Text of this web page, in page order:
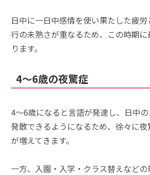
日中に一日中感情を使い果たした疲
行の未熟さが重なるため、この時期
ります。
4〜6歳の夜驚症
4〜6歳になると言語が発達し、日中
発散できるようになるため、徐々に
が増えてきます。
一方、入園・入学・クラス替えなど